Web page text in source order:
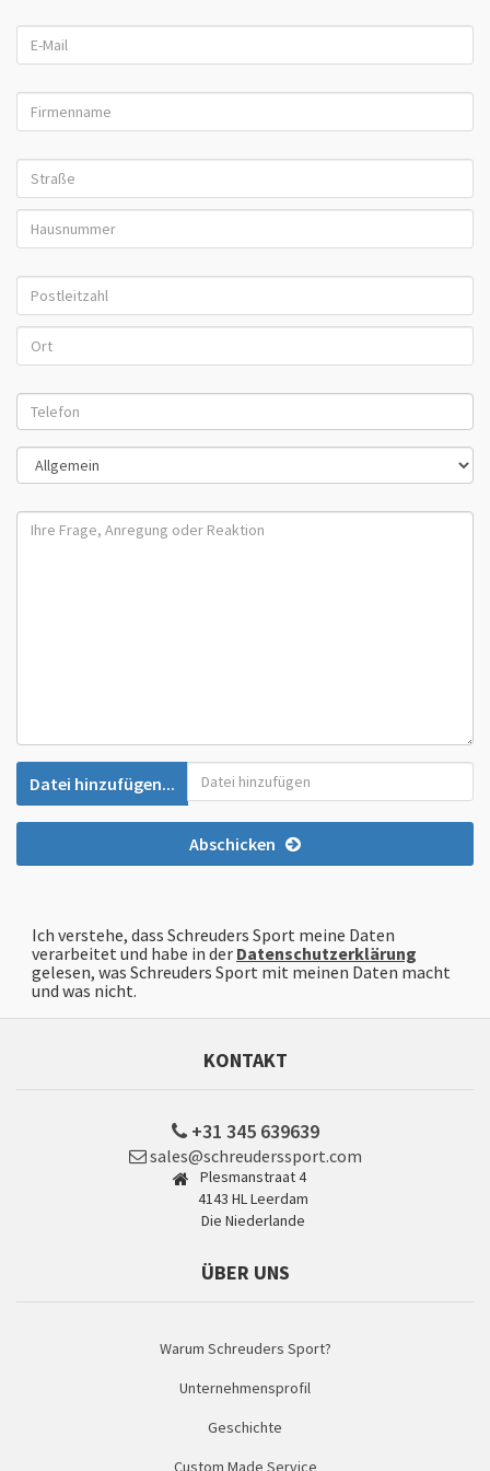
E-Mail:
Firmenname:
Straße + Hausnummer:
Postleitzahl + Ort:
Telefon:
Mit welcher Abteilung möchten Sie Kontakt aufnehmen?
Ihre Frage, Anregung oder Reaktion:
Datei hinzufügen...
Abschicken
Ich verstehe, dass Schreuders Sport meine Daten
verarbeitet und habe in der Datenschutzerklärung
gelesen, was Schreuders Sport mit meinen Daten macht
und was nicht.
KONTAKT
+31 345 639639
sales@schreuderssport.com
Plesmanstraat 4
4143 HL Leerdam
Die Niederlande
ÜBER UNS
Warum Schreuders Sport?
Unternehmensprofil
Geschichte
Custom Made Service